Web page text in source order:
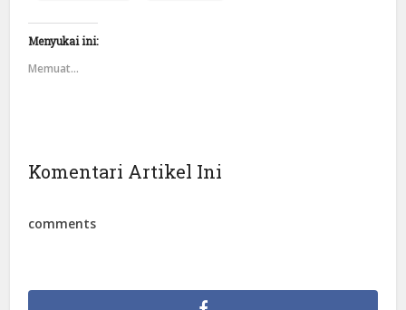
Menyukai ini:
Memuat...
Komentari Artikel Ini
comments